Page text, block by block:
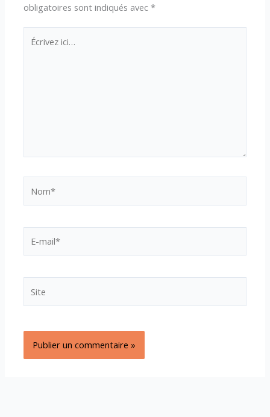
obligatoires sont indiqués avec*
Écrivez
ici…
mail*